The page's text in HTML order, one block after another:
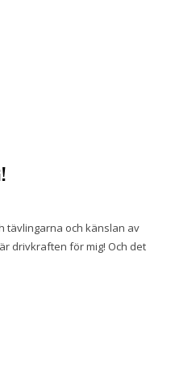
tävlingarna och känslan av
drivkraften för mig! Och det